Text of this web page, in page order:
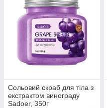
Сольовий скраб для тіла з
екстрактом винограду
Sadoer, 350г